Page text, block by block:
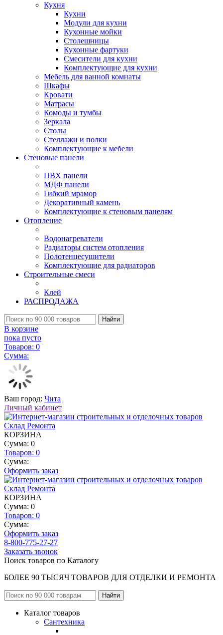
Кухня
Кухни
Модули для кухни
Кухонные мойки
Столешницы
Кухонные фартуки
Смесители для кухни
Комплектующие для кухни
Мебель для ванной комнаты
Шкафы
Кровати
Матрасы
Комоды и тумбы
Зеркала
Столы
Стеллажи и полки
Комплектующие к мебели
Стеновые панели
ПВХ панели
МДФ панели
Гибкий мрамор
Декоративный камень
Комплектующие к стеновым панелям
Отопление
Водонагреватели
Радиаторы систем отопления
Полотенцесушители
Комплектующие для радиаторов
Строительные смеси
Клей
РАСПРОДАЖА
Найти
В корзине
пока пусто
Товаров: 0
Сумма:
Ваш город: Чита
Личный кабинет
КОРЗИНА
Сумма: 0
Товаров: 0
Сумма:
Оформить заказ
КОРЗИНА
Сумма: 0
Товаров: 0
Сумма:
Оформить заказ
8-800-775-27-27
Заказать звонок
Поиск товаров по Каталогу
БОЛЕЕ 90 ТЫСЯЧ ТОВАРОВ ДЛЯ ОТДЕЛКИ И РЕМОНТА
Каталог товаров
Сантехника